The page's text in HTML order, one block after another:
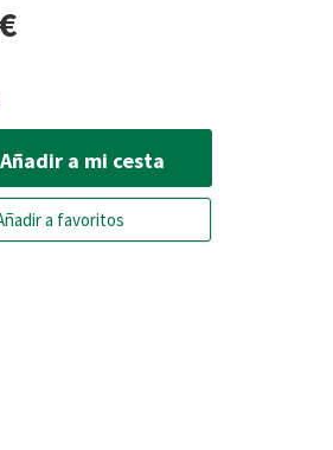
Añadir a mi cesta
a favoritos